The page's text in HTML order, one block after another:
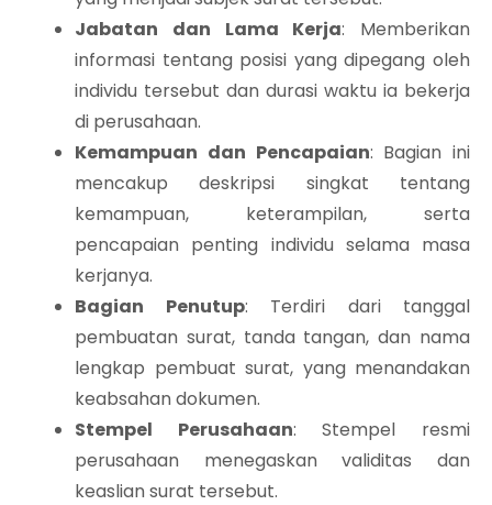
Jabatan dan Lama Kerja: Memberikan
informasi tentang posisi yang dipegang oleh
individu tersebut dan durasi waktu ia bekerja
di perusahaan.
Kemampuan dan Pencapaian: Bagian ini
mencakup deskripsi singkat tentang
kemampuan, keterampilan, serta
pencapaian penting individu selama masa
kerjanya.
Bagian Penutup: Terdiri dari tanggal
pembuatan surat, tanda tangan, dan nama
lengkap pembuat surat, yang menandakan
keabsahan dokumen.
Stempel Perusahaan: Stempel resmi
perusahaan menegaskan validitas dan
keaslian surat tersebut.